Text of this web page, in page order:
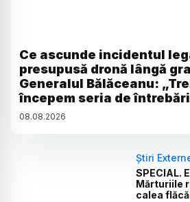
Ce ascunde incidentul
presupusă dronă lângă
Generalul Bălăceanu:
începem seria de
08.08.2026
Știri
SPECIAL.
Mărturiile
calea